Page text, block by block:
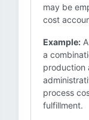
may be
cost
Example:
a
production
process
fulfillment.